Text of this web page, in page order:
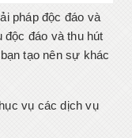
pháp độc đáo và
đáo và thu hút
tạo nên sự khác
vụ các dịch vụ